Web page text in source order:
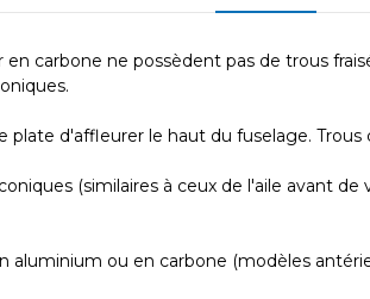
carbone ne possèdent pas de trous
d'affleurer le haut du fuselage. Trous
(similaires à ceux de l'aile avant
ou en carbone (modèles